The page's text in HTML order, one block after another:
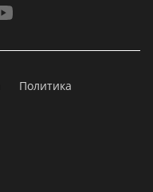
Политика